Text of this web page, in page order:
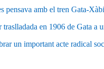
pensava amb el tren Gata-
en 1906 de Gata a
un important acte radical